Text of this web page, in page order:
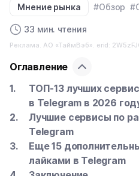
Мнение рынка #Обзор
33 мин. чтения
Реклама. АО «ТаймВэб». erid:
Оглавление
ТОП-13 лучших
в Telegram в 2026
Лучшие сервисы по
Telegram
Еще 15
лайками в Telegram